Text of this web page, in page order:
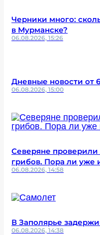
Черники много:
в Мурманске?
06.08.2026, 15:26
Дневные новости от 6
06.08.2026, 15:00
Северяне проверили
грибов. Пора ли уже
06.08.2026, 14:58
В Заполярье
06.08.2026, 14:38